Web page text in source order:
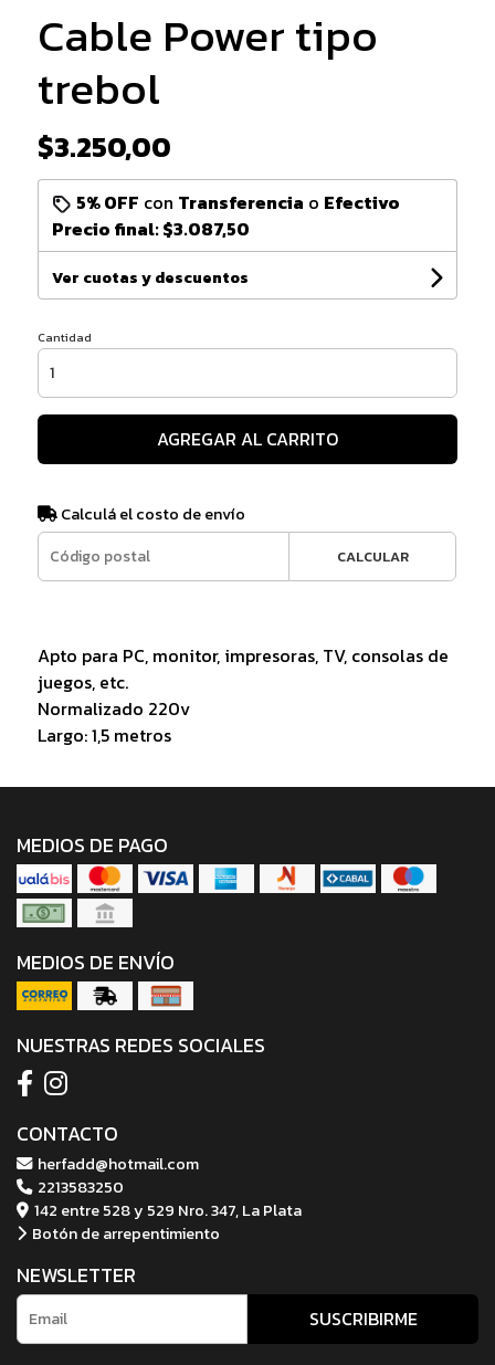
Cable Power tipo
trebol
$3.250,00
5% OFF con Transferencia o Efectivo
Precio final:$3.087,50
Ver cuotas y descuentos
Cantidad
AGREGAR AL CARRITO
Calculá el costo de envío
CALCULAR
Apto para PC, monitor, impresoras, TV, consolas de
juegos, etc.
Normalizado 220v
Largo: 1,5 metros
MEDIOS DE PAGO
MEDIOS DE ENVÍO
NUESTRAS REDES SOCIALES
CONTACTO
herfadd@hotmail.com
2213583250
142 entre 528 y 529 Nro. 347, La Plata
Botón de arrepentimiento
NEWSLETTER
SUSCRIBIRME